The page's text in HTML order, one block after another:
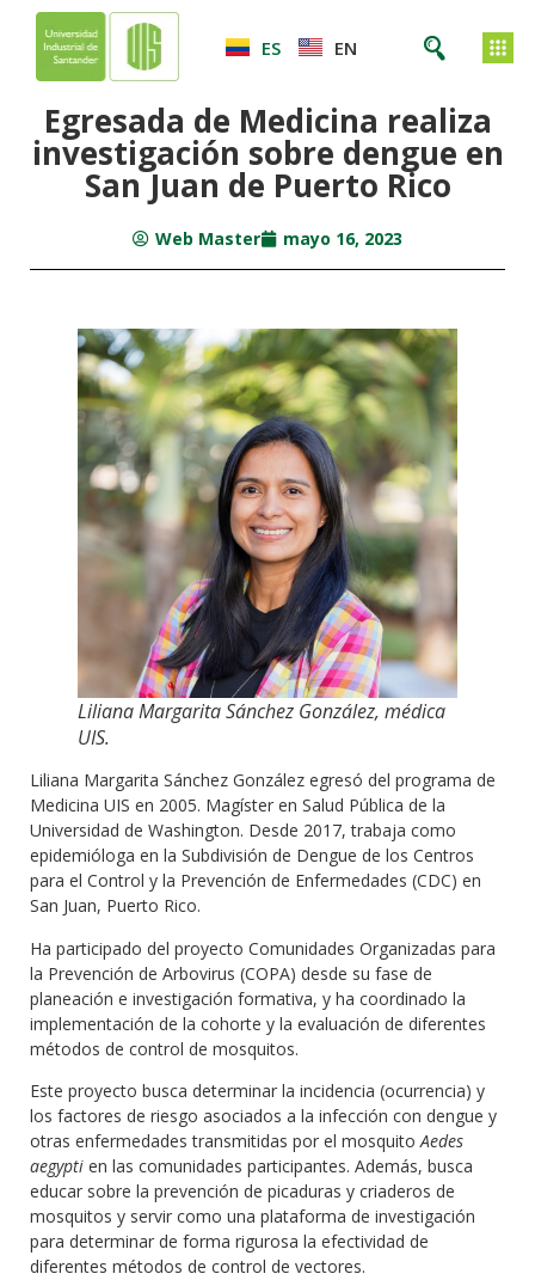
ES EN
Egresada de Medicina realiza
investigación sobre dengue en
San Juan de Puerto Rico
Web Master mayo 16, 2023
Liliana Margarita Sánchez González, médica
UIS.
Liliana Margarita Sánchez González egresó del programa de
Medicina UIS en 2005. Magíster en Salud Pública de la
Universidad de Washington. Desde 2017, trabaja como
epidemióloga en la Subdivisión de Dengue de los Centros
para el Control y la Prevención de Enfermedades (CDC) en
San Juan, Puerto Rico.
Ha participado del proyecto Comunidades Organizadas para
la Prevención de Arbovirus (COPA) desde su fase de
planeación e investigación formativa, y ha coordinado la
implementación de la cohorte y la evaluación de diferentes
métodos de control de mosquitos.
Este proyecto busca determinar la incidencia (ocurrencia) y
los factores de riesgo asociados a la infección con dengue y
otras enfermedades transmitidas por el mosquitoAedes
aegypti en las comunidades participantes. Además, busca
educar sobre la prevención de picaduras y criaderos de
mosquitos y servir como una plataforma de investigación
para determinar de forma rigurosa la efectividad de
diferentes métodos de control de vectores.